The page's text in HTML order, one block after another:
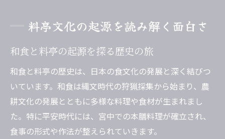
料亭文化の起源を読み解く面白さ
和食と料亭の起源を探る歴史の旅
和食と料亭の歴史は、日本の食文化の発展と深く結びつ
いています。和食は縄文時代の狩猟採集から始まり、農
耕文化の発展とともに多様な料理や食材が生まれまし
た。特に平安時代には、宮中での本膳料理が確立され、
食事の形式や作法が整えられていきます。